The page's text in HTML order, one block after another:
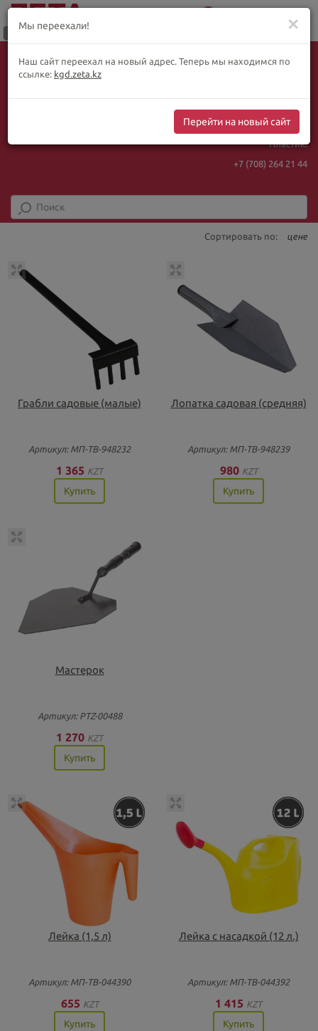
Меню
ҚАЗ
РУС
ENG
+ видеотрансляции:
Интернет-магазин:
+7 (708) 925 56
Пластик:
+7 (708) 264 21 44
Сортировать по: цене
Грабли садовые (малые)
Артикул: МП-ТВ-948232
1 365 KZT
Купить
Лопатка садовая (средняя)
Артикул: МП-ТВ-948239
980 KZT
Купить
Мастерок
Артикул: PTZ-00488
1 270 KZT
Купить
Лейка (1,5 л)
Артикул: МП-ТВ-044390
655 KZT
Купить
Лейка с насадкой (12 л.)
Артикул: МП-ТВ-044392
1 415 KZT
Купить
✕
Мы переехали!
Наш сайт переехал на новый адрес. Теперь мы находимся по
ссылке: kgd.zeta.kz
Перейти на новый сайт